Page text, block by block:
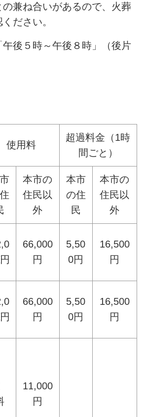
兼ね合いがあるので、火葬
ださい。
後５時～午後８時」（後片
使用料
超過料金（1時
間ごと）
本市の
住民以
外
本市
の住
民
本市の
住民以
外
66,000
円
5,50
0円
16,500
円
66,000
円
5,50
0円
16,500
円
11,000
円